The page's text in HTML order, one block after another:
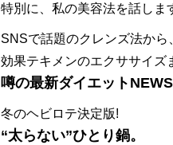
特別に、私の美容法を話しま
SNSで話題のクレンズ法から、
効果テキメンのエクササイズ
噂の最新ダイエット
冬のヘビロテ決定版!
“太らない”ひとり鍋。